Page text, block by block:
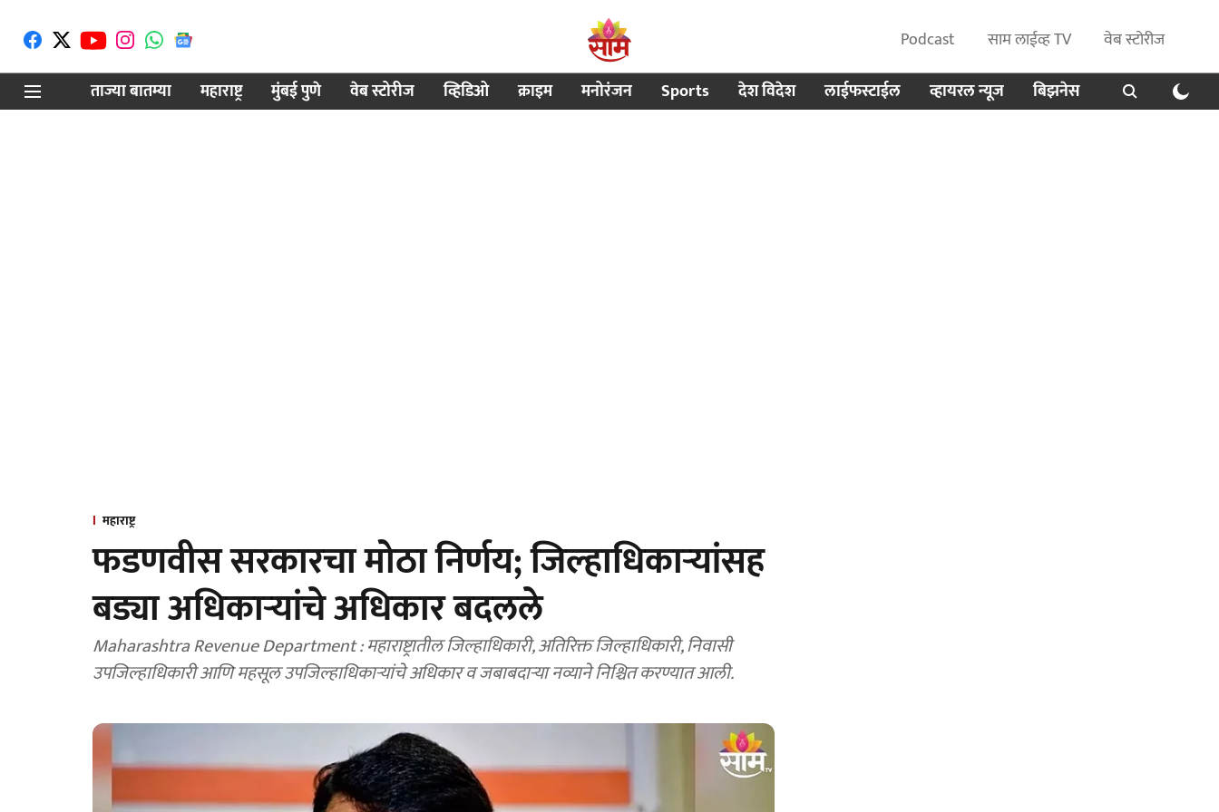
Podcast साम लाईव्ह TV
वेब स्टोरीज
ताज्या बातम्या
महाराष्ट्र मुंबई पुणे वेब स्टोरीज व्हिडिओ क्राइम मनोरंजन Sports देश विदेश लाईफस्टाईल व्हायरल न्यूज बिझनेस
महाराष्ट्र
फडणवीस सरकारचा मोठा निर्णय; जिल्हाधिकाऱ्यांसह
बड्या अधिकार्‍यांचे अधिकार बदलले
Maharashtra Revenue Department : महाराष्ट्रातील जिल्हाधिकारी, अतिरिक्त जिल्हाधिकारी, निवासी
उपजिल्हाधिकारी आणि महसूल उपजिल्हाधिकाऱ्यांचे अधिकार व जबाबदाऱ्या नव्याने निश्चित करण्यात आली.